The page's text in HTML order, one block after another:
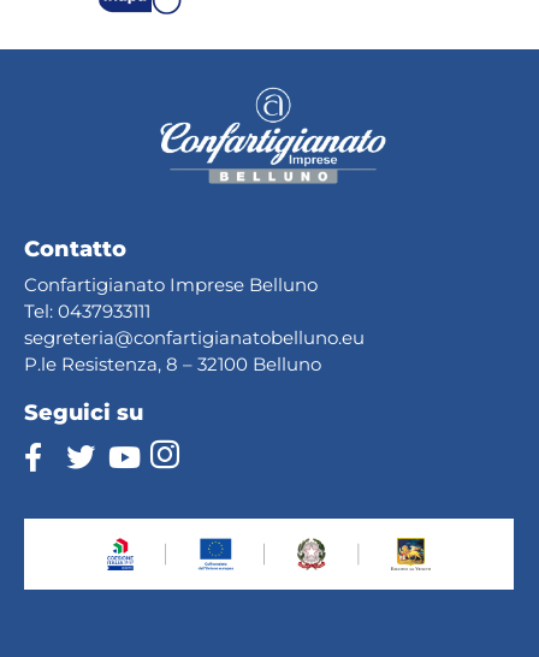
Contatto
Confartigianato Imprese Belluno
Tel: 0437933111
segreteria@confartigianatobelluno.eu
P.le Resistenza, 8 – 32100 Belluno
Seguici su